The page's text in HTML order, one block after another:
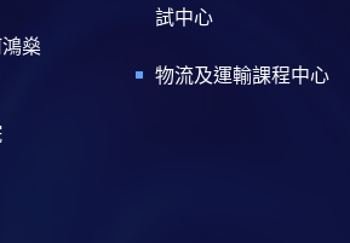
燊
試中心
物流及運輸課程中心